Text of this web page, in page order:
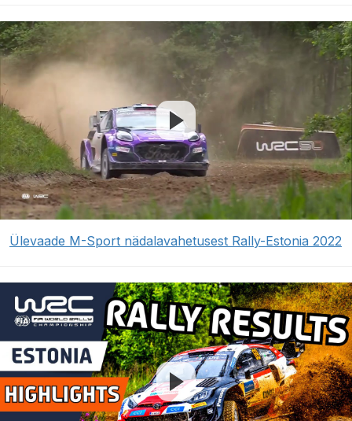
Ülevaade M-Sport nädalavahetusest Rally-Estonia 2022